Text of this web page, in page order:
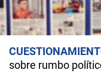
sobre rumbo